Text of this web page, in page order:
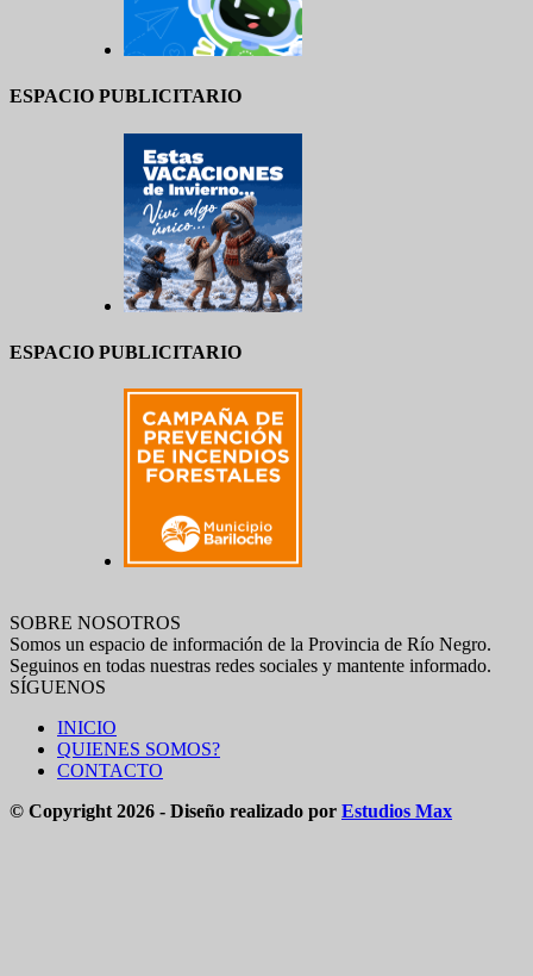
ESPACIO PUBLICITARIO
ESPACIO PUBLICITARIO
SOBRE NOSOTROS
Somos un espacio de información de la Provincia de Río Negro.
Seguinos en todas nuestras redes sociales y mantente informado.
SÍGUENOS
INICIO
QUIENES SOMOS?
CONTACTO
© Copyright 2026 - Diseño realizado por Estudios Max